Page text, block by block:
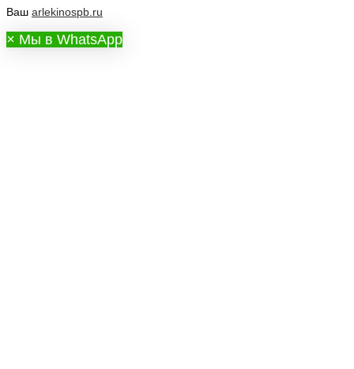
Ваш arlekinospb.ru
× Мы в WhatsApp